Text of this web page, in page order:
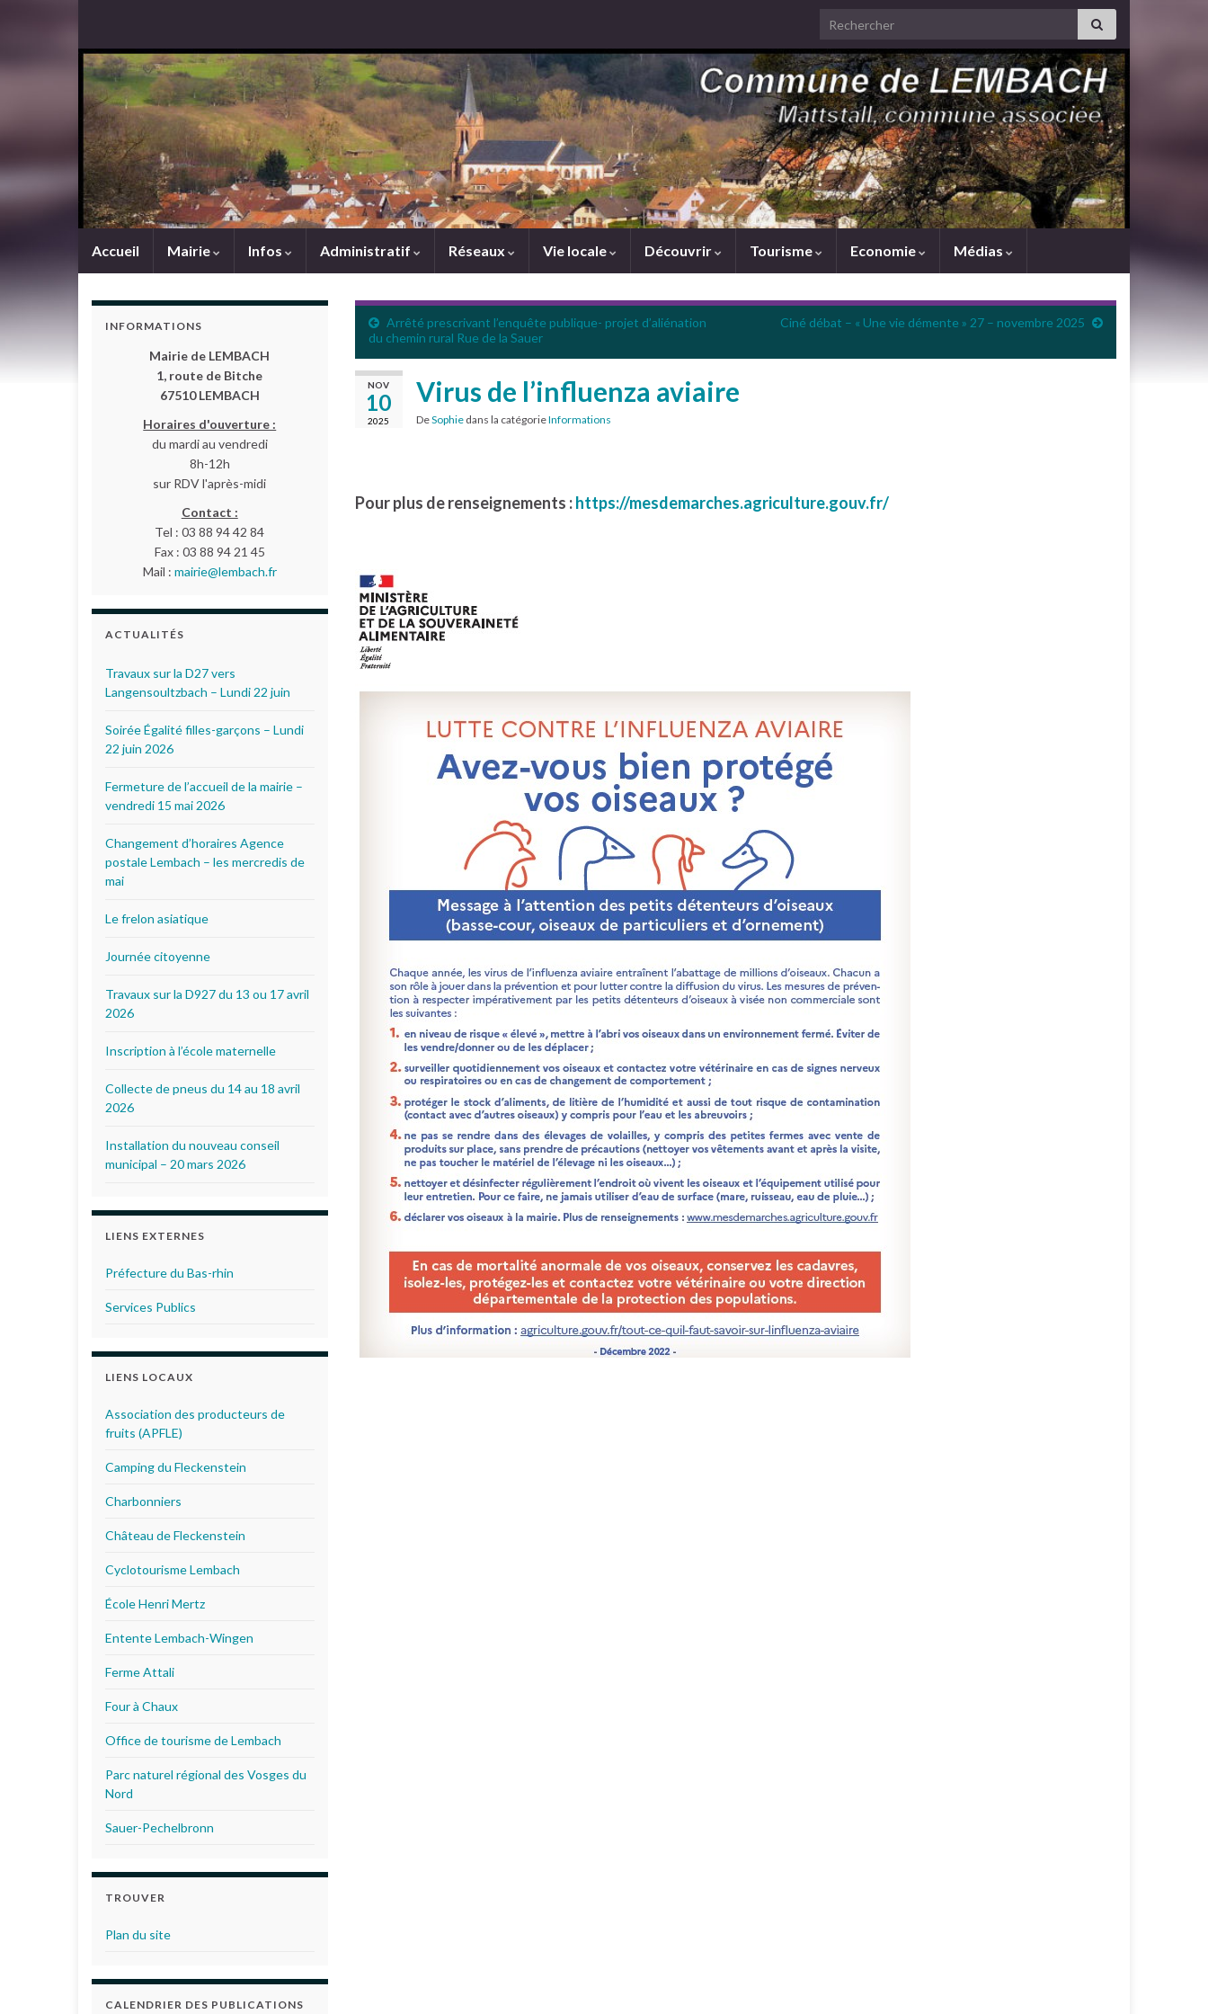
Search for:
Accueil Mairie Infos Administratif Réseaux Vie locale Découvrir Tourisme Economie Médias
Arrêté prescrivant l’enquête publique- projet d’aliénation
du chemin rural Rue de la Sauer
Ciné débat – « Une vie démente » 27 – novembre 2025
NOV
10
2025
Virus de l’influenza aviaire
DeSophiedans la catégorieInformations
Pour plus de renseignements :https://mesdemarches.agriculture.gouv.fr/
INFORMATIONS
Mairie de LEMBACH
1, route de Bitche
67510 LEMBACH
Horaires d'ouverture :
du mardi au vendredi
8h-12h
sur RDV l'après-midi
Contact :
Tel : 03 88 94 42 84
Fax : 03 88 94 21 45
Mail : mairie@lembach.fr
ACTUALITÉS
Travaux sur la D27 vers
Langensoultzbach – Lundi 22 juin
Soirée Égalité filles-garçons – Lundi
22 juin 2026
Fermeture de l’accueil de la mairie –
vendredi 15 mai 2026
Changement d’horaires Agence
postale Lembach – les mercredis de
mai
Le frelon asiatique
Journée citoyenne
Travaux sur la D927 du 13 ou 17 avril
2026
Inscription à l’école maternelle
Collecte de pneus du 14 au 18 avril
2026
Installation du nouveau conseil
municipal – 20 mars 2026
LIENS EXTERNES
Préfecture du Bas-rhin
Services Publics
LIENS LOCAUX
Association des producteurs de
fruits (APFLE)
Camping du Fleckenstein
Charbonniers
Château de Fleckenstein
Cyclotourisme Lembach
École Henri Mertz
Entente Lembach-Wingen
Ferme Attali
Four à Chaux
Office de tourisme de Lembach
Parc naturel régional des Vosges du
Nord
Sauer-Pechelbronn
TROUVER
Plan du site
CALENDRIER DES PUBLICATIONS